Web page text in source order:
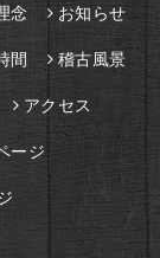
念 お知らせ
間 稽古風景
アクセス
ージ